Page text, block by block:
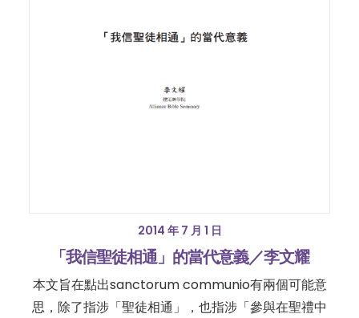
2014 年 7 月 1 日
「我信聖徒相通」的當代意義／李文耀
本文旨在點出sanctorum communio有兩個可能意
思，除了指涉「聖徒相通」，也指涉「參與在聖禮中